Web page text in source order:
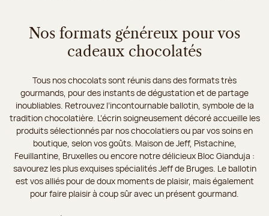
Nos formats généreux pour vos
cadeaux chocolatés
Tous nos chocolats sont réunis dans des formats très
gourmands, pour des instants de dégustation et de partage
inoubliables. Retrouvez l’incontournable ballotin, symbole de la
tradition chocolatière. L’écrin soigneusement décoré accueille les
produits sélectionnés par nos chocolatiers ou par vos soins en
boutique, selon vos goûts. Maison de Jeff, Pistachine,
Feuillantine, Bruxelles ou encore notre délicieux Bloc Gianduja :
savourez les plus exquises spécialités Jeff de Bruges. Le ballotin
est vos alliés pour de doux moments de plaisir, mais également
pour faire plaisir à coup sûr avec un présent gourmand.